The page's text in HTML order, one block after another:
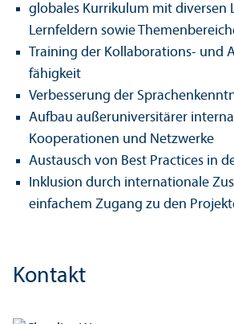
globales Kurrikulum mit diversen
Lernfeldern sowie
Training der Kollaborations- und
fähigkeit
Verbesserung der
Aufbau außeruniversitärer
Kooperationen und Netzwerke
Austausch von Best Practices in
Inklusion durch internationale
einfachem Zugang zu den
Kontakt